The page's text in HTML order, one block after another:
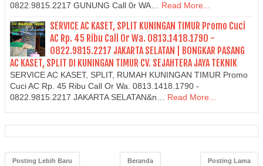
0822.9815.2217 GUNUNG Call 0r WA… Read More...
SERVICE AC KASET, SPLIT KUNINGAN TIMUR Promo Cuci
AC Rp. 45 Ribu Call Or Wa. 0813.1418.1790 -
0822.9815.2217 JAKARTA SELATAN | BONGKAR PASANG
AC KASET, SPLIT DI KUNINGAN TIMUR CV. SEJAHTERA JAYA TEKNIK
SERVICE AC KASET, SPLIT, RUMAH KUNINGAN TIMUR Promo
Cuci AC Rp. 45 Ribu Call Or Wa. 0813.1418.1790 -
0822.9815.2217 JAKARTA SELATAN&n…
Read More...
Posting Lebih Baru Posting Lama
Beranda